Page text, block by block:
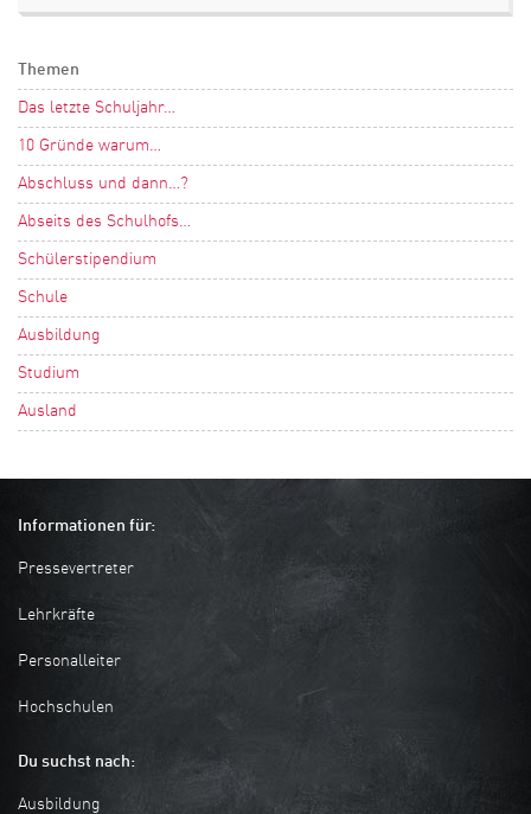
Themen
Das letzte Schuljahr…
10 Gründe warum…
Abschluss und dann…?
Abseits des Schulhofs…
Schülerstipendium
Schule
Ausbildung
Studium
Ausland
Informationen für:
Pressevertreter
Lehrkräfte
Personalleiter
Hochschulen
Du suchst nach:
Ausbildung